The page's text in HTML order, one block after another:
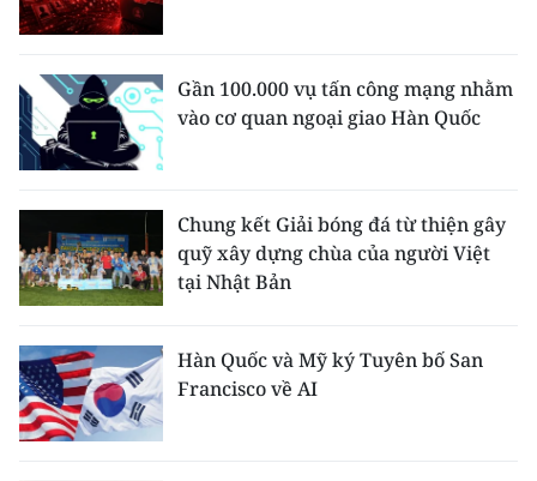
Gần 100.000 vụ tấn công mạng nhằm
vào cơ quan ngoại giao Hàn Quốc
Chung kết Giải bóng đá từ thiện gây
quỹ xây dựng chùa của người Việt
tại Nhật Bản
Hàn Quốc và Mỹ ký Tuyên bố San
Francisco về AI